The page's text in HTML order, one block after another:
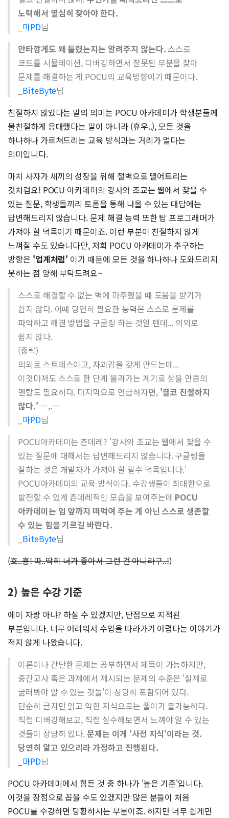
노력해서 열심히 찾아야 한다.
마PD님
안타깝게도 왜 틀렸는지는 알려주지 않는다. 스스로
코드를 시뮬레이션, 디버깅하면서 잘못된 부분을 찾아
문제를 해결하는 게 POCU의 교육방향이기 때문이다.
BiteByte님
친절하지 않았다는 말의 의미는 POCU 아카데미가 학생분들께
불친절하게 응대했다는 말이 아니라 (휴우..), 모든 것을
하나하나 가르쳐드리는 교육 방식과는 거리가 멀다는
의미입니다.
마치 사자가 새끼의 성장을 위해 절벽으로 떨어트리는
것처럼요! POCU 아카데미의 강사와 조교는 웹에서 찾을 수
있는 질문, 학생들끼리 토론을 통해 나올 수 있는 대답에는
답변해드리지 않습니다. 문제 해결 능력 또한 탑 프로그래머가
가져야 할 덕목이기 때문이죠. 이런 부분이 친절하지 않게
느껴질 수도 있습니다만, 저희 POCU 아카데미가 추구하는
방향은 '업계처럼' 이기 때문에 모든 것을 하나하나 도와드리지
못하는 점 양해 부탁드려요~
스스로 해결할 수 없는 벽에 마주했을 때 도움을 받기가
쉽지 않다. 이때 당연히 필요한 능력은 스스로 문제를
파악하고 해결 방법을 구글링 하는 것일 텐데... 의외로
쉽지 않다.
(중략)
의외로 스트레스이고, 자괴감을 갖게 만드는데...
이것마저도 스스로 한 단계 올라가는 계기로 삼을 만큼의
멘탈도 필요하다. 마지막으로 언급하자면, '결코 친절하지
않다.' ㅡ,.ㅡ
마PD님
POCU아카데미는 츤데레? '강사와 조교는 웹에서 찾을 수
있는 질문에 대해서는 답변해드리지 않습니다. 구글링을
잘하는 것은 개발자가 가져야 할 필수 덕목입니다.'
POCU아카데미의 교육 방식이다. 수강생들이 최대한으로
발전할 수 있게 츤데레적인 모습을 보여주는데 POCU
아카데미는 입 앞까지 떠먹여 주는 게 아닌 스스로 생존할
수 있는 힘을 기르길 바란다.
BiteByte님
(흐..흥! 따..딱히 너가 좋아서 그런 건 아니라구..!)
2) 높은 수강 기준
에이 자랑 아냐? 하실 수 있겠지만, 단점으로 지적된
부분입니다. 너무 어려워서 수업을 따라가기 어렵다는 이야기가
적지 않게 나왔습니다.
이론이나 간단한 문제는 공부하면서 체득이 가능하지만,
중간고사 혹은 과제에서 제시되는 문제의 수준은 '실제로
굴러봐야 알 수 있는 것들'이 상당히 포함되어 있다.
단순히 글자만 읽고 익힌 지식으로는 풀이가 불가능하다.
직접 디버깅해보고, 직접 실수해보면서 느껴야 알 수 있는
것들이 상당히 있다.문제는 이게 '사전 지식'이라는 것.
당연히 알고 있으리라 가정하고 진행된다.
마PD님
POCU 아카데미에서 힘든 것 중 하나가 '높은 기준'입니다.
이것을 장점으로 꼽을 수도 있겠지만 많은 분들이 처음
POCU를 수강하면 당황하시는 부분이죠. 하지만 너무 쉽게만